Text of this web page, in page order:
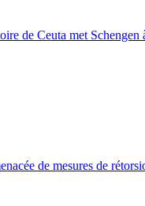
de Ceuta met Schengen
de mesures de